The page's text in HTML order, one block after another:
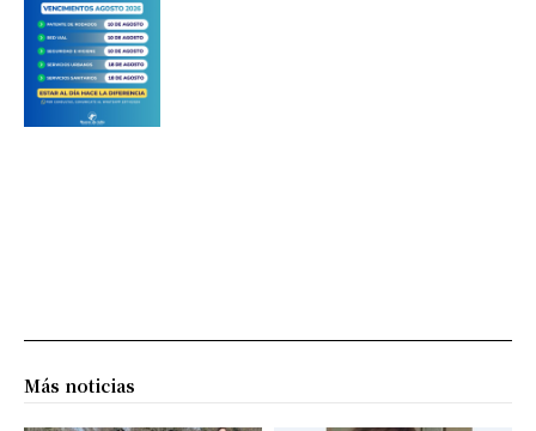
Más noticias